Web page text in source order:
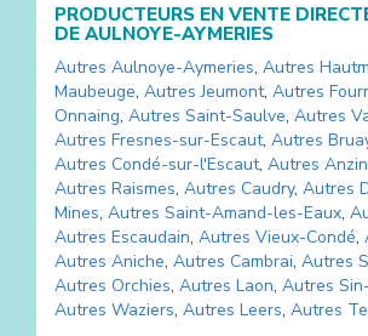
PRODUCTEURS EN VENTE
DE AULNOYE-AYMERIES
Autres Aulnoye-Aymeries, Autres
Maubeuge, Autres Jeumont, Autres
Onnaing, Autres Saint-Saulve, Autres
Autres Fresnes-sur-Escaut, Autres
Autres Condé-sur-l'Escaut, Autres Anzin
Autres Raismes, Autres Caudry, Autres
Mines, Autres Saint-Amand-les-Eaux,
Autres Escaudain, Autres Vieux-Condé,
Autres Aniche, Autres Cambrai, Autres
Autres Orchies, Autres Laon, Autres
Autres Waziers, Autres Leers, Autres